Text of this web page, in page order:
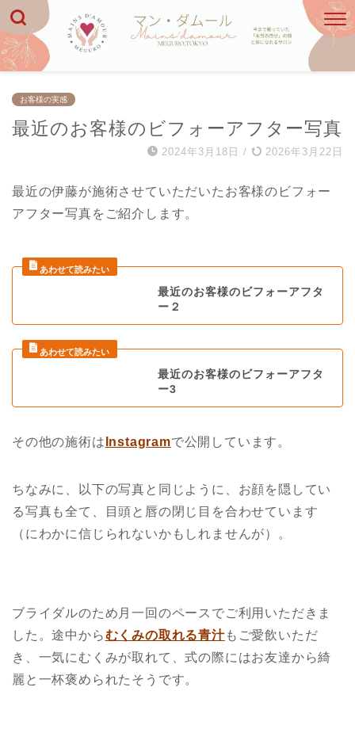
お客様の実感
最近のお客様のビフォーアフター写真
2024年3月18日 / 2026年3月22日
最近の伊藤が施術させていただいたお客様のビフォー
アフター写真をご紹介します。
最近のお客様のビフォーアフタ
ー２
最近のお客様のビフォーアフタ
ー3
その他の施術は Instagramで公開しています。
ちなみに、以下の写真と同じように、お顔を隠してい
る写真も全て、目頭と唇の閉じ目を合わせています
（にわかに信じられないかもしれませんが）。
ブライダルのため月一回のペースでご利用いただきま
した。途中からむくみの取れる青汁もご愛飲いただ
き、一気にむくみが取れて、式の際にはお友達から綺
麗と一杯褒められたそうです。